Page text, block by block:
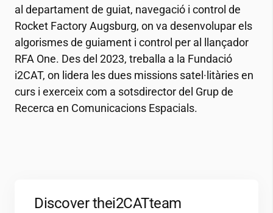
al departament de guiat, navegació i control de
Rocket Factory Augsburg, on va desenvolupar els
algorismes de guiament i control per al llançador
RFA One. Des del 2023, treballa a la Fundació
i2CAT, on lidera les dues missions satel·litàries en
curs i exerceix com a sotsdirector del Grup de
Recerca en Comunicacions Espacials.
Discover thei2CATteam